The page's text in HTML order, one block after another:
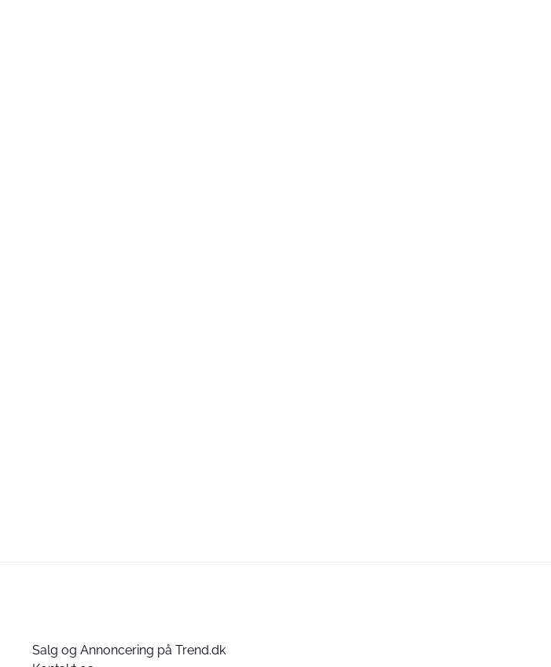
Salg og Annoncering på Trend.dk